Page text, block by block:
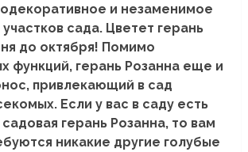
и незаменимое
сада. Цветет герань
до октября! Помимо
функций, герань Розанна еще и
привлекающий в сад
Если у вас в саду есть
герань Розанна, то вам
никакие другие голубые